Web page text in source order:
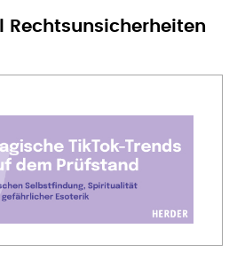
Rechtsunsicherheiten